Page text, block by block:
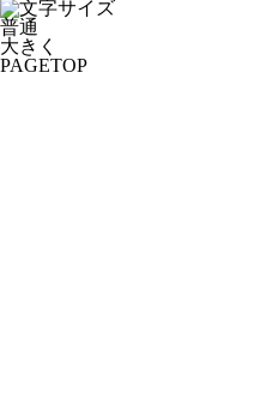
普通
大きく
PAGETOP